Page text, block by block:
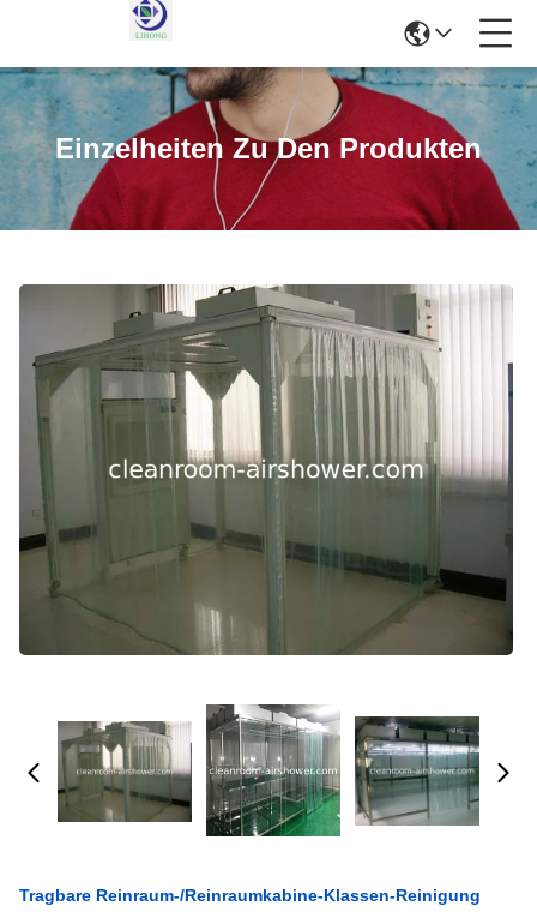
Einzelheiten Zu Den Produkten
Tragbare Reinraum-/Reinraumkabine-Klassen-Reinigung